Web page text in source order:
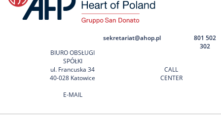
BIURO OBSŁUGI
SPÓŁKI
ul. Francuska 34
40-028 Katowice
E-MAIL
sekretariat@ahop.pl
CALL
CENTER
801 502
302